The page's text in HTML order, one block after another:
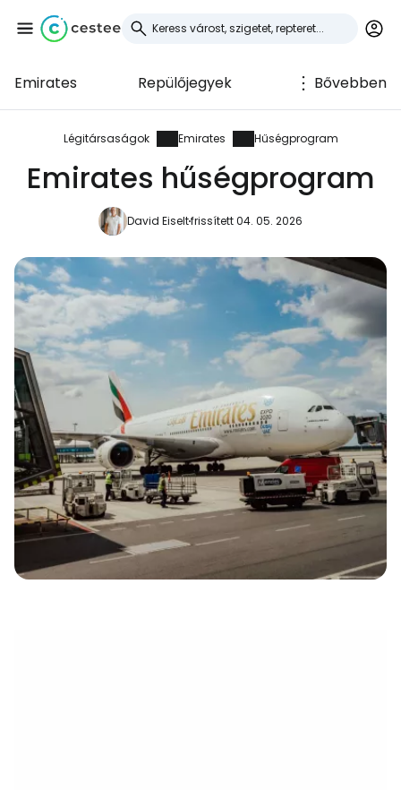
Emirates Repülőjegyek Bővebben
Légitársaságok Emirates Hűségprogram
Emirates hűségprogram
David Eiseltfrissített 04. 05. 2026
Bejelentkezés a
Cestee-be
... az utazási közösség világszerte
Folytatás a Facebookkal
Folytassa e-mailben